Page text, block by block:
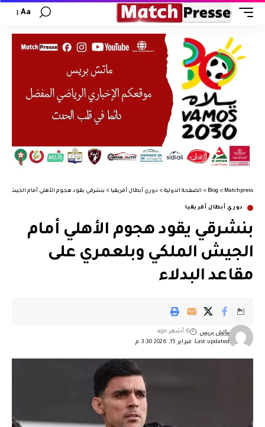
Aa
Matchpress
>
Blog
> الصفحة الدولية > دوري أبطال أفريقيا > بنشرقي يقود هجوم الأهلي أمام الجيش
دوري أبطال أفريقيا
بنشرقي يقود هجوم الأهلي أمام
الجيش الملكي وبلعمري على
مقاعد البدلاء
Last updated: فبراير 15, 2026 3:30 م
ماتش بريس 6 أشهر ago